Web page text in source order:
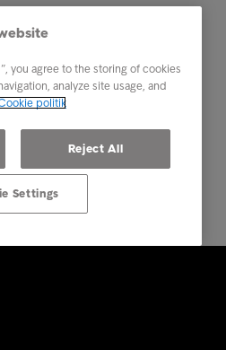
you agree to the storing of cookies
analyze site usage, and
politik
Reject All
Settings